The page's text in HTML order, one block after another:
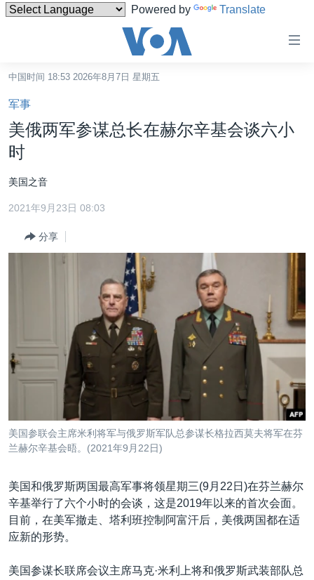
Powered by Translate
碍
链
接
跳
转
内
容
到
中国
最新国际新闻
非洲
美洲
分类新闻
科教·文娱·体健
军事
劳工
国会报道
美中关系
美国建国250周年
埃博拉疫情
美国之音专访
台海两岸关系
南中国海争端
关注新疆
VOA今日焦点
中文广播
其他语言网站
中国时间 18:53 2026年8月7日 星期五
军事
美俄两军参谋总长在赫尔辛基会谈六小
时
美国之音
2021年9月23日 08:03
分享
美国参联会主席米利将军与俄罗斯军队总参谋长格拉西莫夫将军在芬
兰赫尔辛基会晤。(2021年9月22日)
美国和俄罗斯两国最高军事将领星期三(9月22日)在芬兰赫尔
辛基举行了六个小时的会谈，这是2019年以来的首次会面。
目前，在美军撤走、塔利班控制阿富汗后，美俄两国都在适
应新的形势。
美国参谋长联席会议主席马克·米利上将和俄罗斯武装部队总